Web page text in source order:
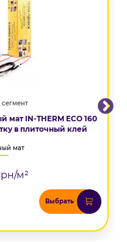
мат IN-THERM ECO 160
в плиточный клей
мат
м²
Выбрать